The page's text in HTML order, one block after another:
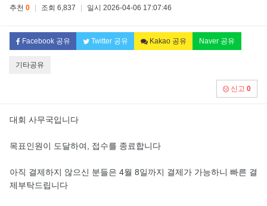
추천 0 조회 6,837 일시 2026-04-06 17:07:46
Facebook 공유 Twitter 공유 Kakao 공유 Naver 공유
기타공유
신고 0
대회 사무국입니다
목표인원이 도달하여, 접수를 종료합니다
아직 결제하지 않으신 분들은 4월 8일까지 결제가 가능하니 빠른 결
제부탁드립니다